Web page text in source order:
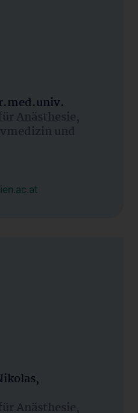
Anästhesie,
und
Anästhesie,